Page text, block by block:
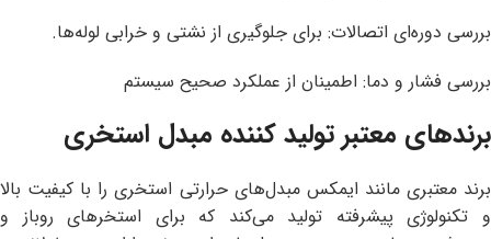
بررسی دوره‌ای اتصالات: برای جلوگیری از نشتی و خرابی لوله‌ها.
بررسی فشار و دما: اطمینان از عملکرد صحیح سیستم
برند‌های معتبر تولید کننده مبدل استخری
برند معتبری مانند ایمکس مبدل‌های حرارتی استخری را با کیفیت بالا
و تکنولوژی پیشرفته تولید می‌کند که برای استخرهای روباز و